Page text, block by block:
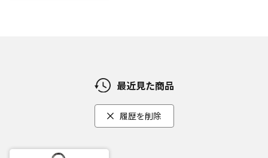
最近見た商品
履歴を削除